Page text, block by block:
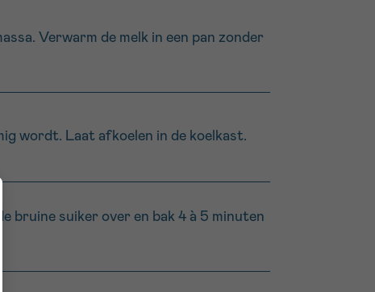
Verwarm de melk in een pan zonder
wordt. Laat afkoelen in de koelkast.
bruine suiker over en bak 4 à 5 minuten